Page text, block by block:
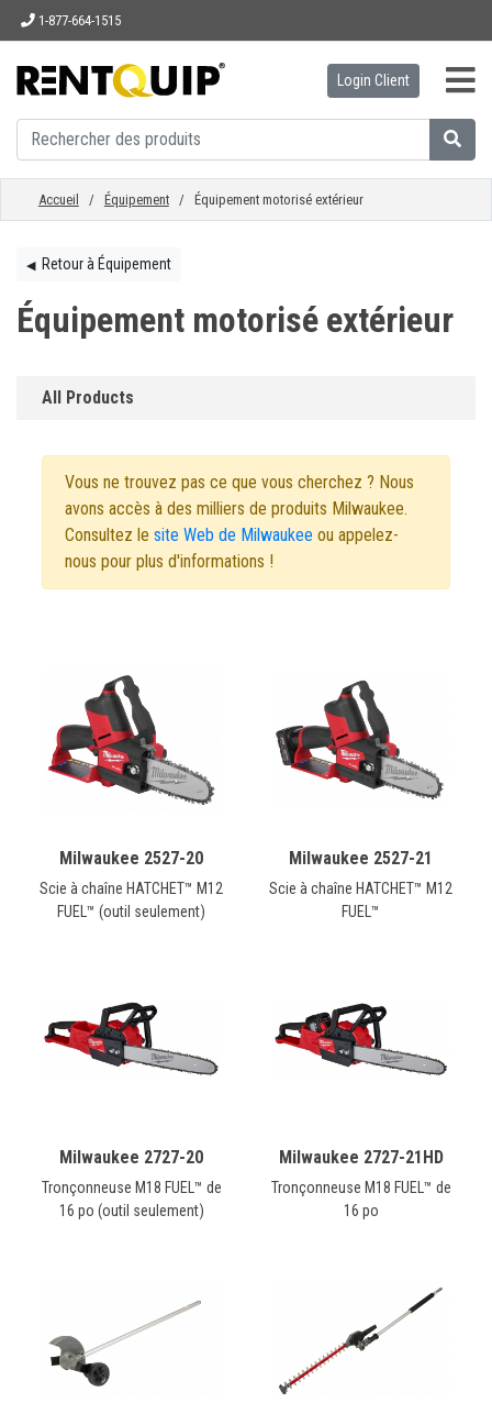
1-877-664-1515
ACCUEIL
ÉQUIPEMENT
ACCESSOIRES
PIÈCES
CONTACT
English
Login Client
Accueil / Équipement/ Équipement motorisé extérieur
◀︎Retour à Équipement
Équipement motorisé extérieur
All Products
Vous ne trouvez pas ce que vous cherchez ? Nous
avons accès à des milliers de produits Milwaukee.
Consultez le site Web de Milwaukee ou appelez-
nous pour plus d'informations !
Milwaukee 2527-20
Scie à chaîne HATCHET™ M12
FUEL™ (outil seulement)
Milwaukee 2527-21
Scie à chaîne HATCHET™ M12
FUEL™
Milwaukee 2727-20
Tronçonneuse M18 FUEL™ de
16 po (outil seulement)
Milwaukee 2727-21HD
Tronçonneuse M18 FUEL™ de
16 po